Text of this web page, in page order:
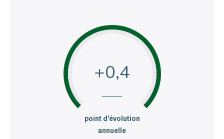
+0,4
:point d'évolution
annuelle